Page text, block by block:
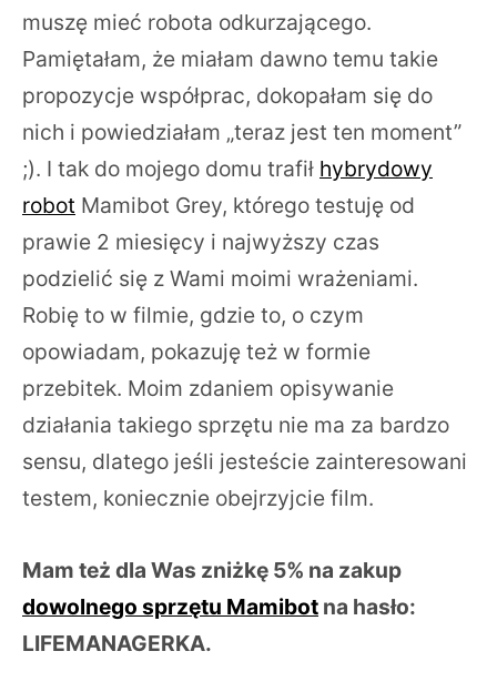
muszę mieć robota odkurzającego.
Pamiętałam, że miałam dawno temu takie
propozycje współprac, dokopałam się do
nich i powiedziałam „teraz jest ten moment”
;). I tak do mojego domu trafił hybrydowy
robot Mamibot Grey, którego testuję od
prawie 2 miesięcy i najwyższy czas
podzielić się z Wami moimi wrażeniami.
Robię to w filmie, gdzie to, o czym
opowiadam, pokazuję też w formie
przebitek. Moim zdaniem opisywanie
działania takiego sprzętu nie ma za bardzo
sensu, dlatego jeśli jesteście zainteresowani
testem, koniecznie obejrzyjcie film.
Mam też dla Was zniżkę 5% na zakup
dowolnego sprzętu Mamibot na hasło:
LIFEMANAGERKA.